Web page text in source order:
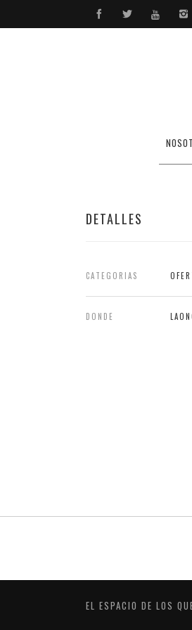
DETALLES
CATEGORIAS
DONDE
EL ESPACIO DE LOS